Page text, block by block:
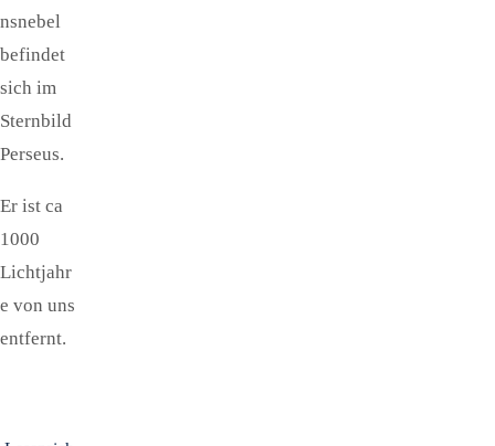
nsnebel
befindet
sich im
Sternbild
Perseus.
Er ist ca
1000
Lichtjahr
e von uns
entfernt.